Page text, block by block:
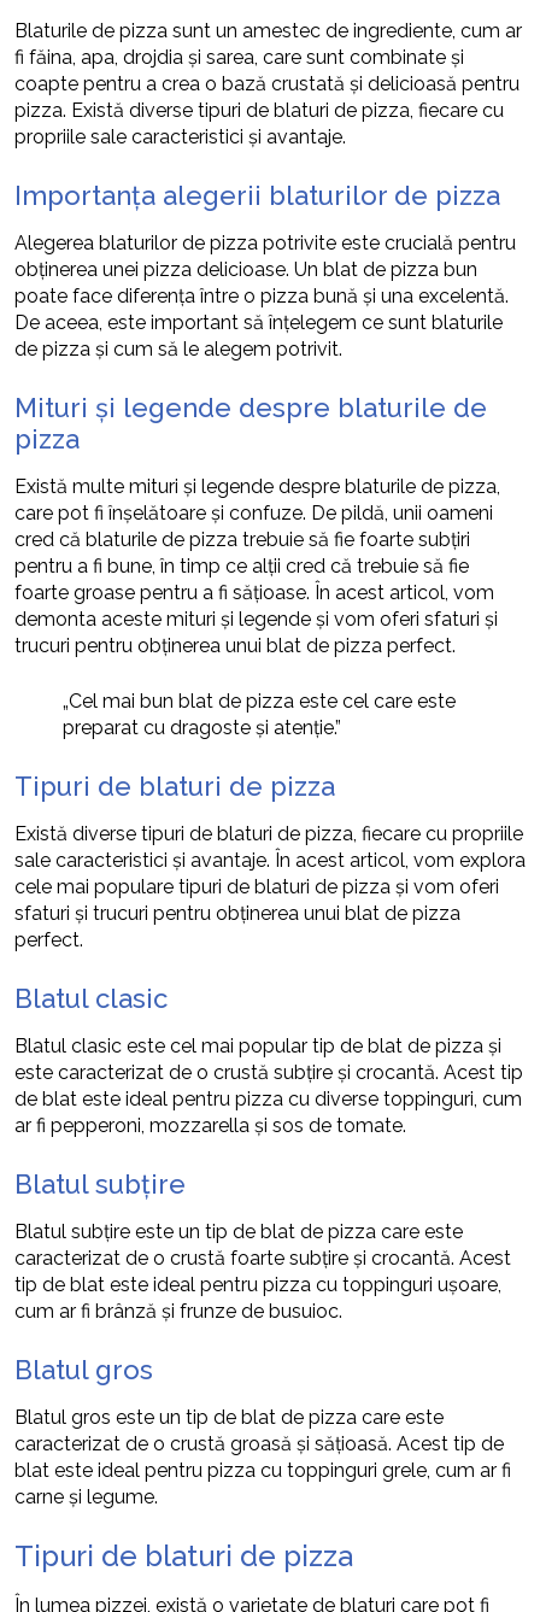
Blaturile de pizza sunt un amestec de ingrediente, cum ar
fi făina, apa, drojdia și sarea, care sunt combinate și
coapte pentru a crea o bază crustată și delicioasă pentru
pizza. Există diverse tipuri de blaturi de pizza, fiecare cu
propriile sale caracteristici și avantaje.
Importanța alegerii blaturilor de pizza
Alegerea blaturilor de pizza potrivite este crucială pentru
obținerea unei pizza delicioase. Un blat de pizza bun
poate face diferența între o pizza bună și una excelentă.
De aceea, este important să înțelegem ce sunt blaturile
de pizza și cum să le alegem potrivit.
Mituri și legende despre blaturile de
pizza
Există multe mituri și legende despre blaturile de pizza,
care pot fi înșelătoare și confuze. De pildă, unii oameni
cred că blaturile de pizza trebuie să fie foarte subțiri
pentru a fi bune, în timp ce alții cred că trebuie să fie
foarte groase pentru a fi sățioase. În acest articol, vom
demonta aceste mituri și legende și vom oferi sfaturi și
trucuri pentru obținerea unui blat de pizza perfect.
„Cel mai bun blat de pizza este cel care este
preparat cu dragoste și atenție.”
Tipuri de blaturi de pizza
Există diverse tipuri de blaturi de pizza, fiecare cu propriile
sale caracteristici și avantaje. În acest articol, vom explora
cele mai populare tipuri de blaturi de pizza și vom oferi
sfaturi și trucuri pentru obținerea unui blat de pizza
perfect.
Blatul clasic
Blatul clasic este cel mai popular tip de blat de pizza și
este caracterizat de o crustă subțire și crocantă. Acest tip
de blat este ideal pentru pizza cu diverse toppinguri, cum
ar fi pepperoni, mozzarella și sos de tomate.
Blatul subțire
Blatul subțire este un tip de blat de pizza care este
caracterizat de o crustă foarte subțire și crocantă. Acest
tip de blat este ideal pentru pizza cu toppinguri ușoare,
cum ar fi brânză și frunze de busuioc.
Blatul gros
Blatul gros este un tip de blat de pizza care este
caracterizat de o crustă groasă și sățioasă. Acest tip de
blat este ideal pentru pizza cu toppinguri grele, cum ar fi
carne și legume.
Tipuri de blaturi de pizza
În lumea pizzei, există o varietate de blaturi care pot fi